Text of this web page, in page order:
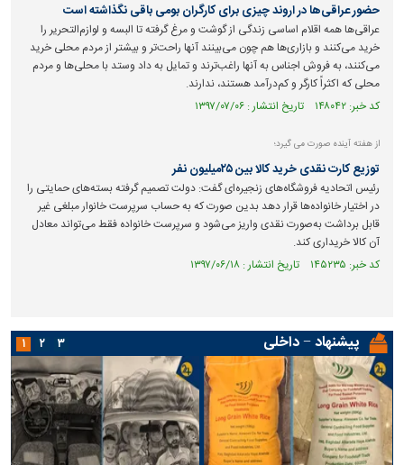
حضور عراقی‌ها در اروند چیزی برای کارگران بومی باقی نگذاشته‌ است
عراقی‌ها همه اقلام اساسی زندگی از گوشت و مرغ گرفته تا البسه و لوازم‌التحریر را
خرید می‌کنند و بازاری‌ها هم چون می‌بینند آنها راحت‌تر و بیشتر از مردم محلی خرید
می‌کنند، به فروش اجناس به آنها راغب‌ترند و تمایل به داد وستد با محلی‌ها و مردم
محلی که اکثراً کارگر و کم‌درآمد هستند، ندارند.
کد خبر: ۱۴۸۰۴۲ تاریخ انتشار : ۱۳۹۷/۰۷/۰۶
از هفته آینده صورت می گیرد؛
توزیع کارت نقدی خرید کالا بین ۲۵میلیون نفر
رئیس اتحادیه فروشگاه‌های زنجیره‌ای گفت: دولت تصمیم گرفته بسته‌های حمایتی را
در اختیار خانواده‌ها قرار دهد بدین صورت که به حساب سرپرست خانوار مبلغی غیر
قابل برداشت به‌صورت نقدی واریز می‌شود و سرپرست خانواده فقط می‌تواند معادل
آن کالا خریداری کند.
کد خبر: ۱۴۵۲۳۵ تاریخ انتشار : ۱۳۹۷/۰۶/۱۸
پیشنهاد − داخلی ۱ ۲ ۳